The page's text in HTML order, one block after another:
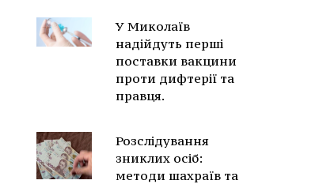
У Миколаїв
надійдуть перші
поставки вакцини
проти дифтерії та
правця.
Розслідування
зниклих осіб:
методи шахраїв та